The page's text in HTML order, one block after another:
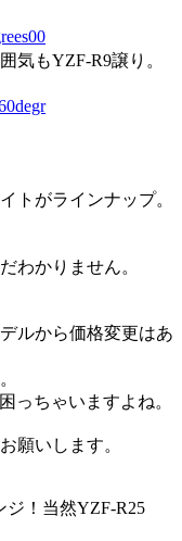
気もYZF-R9譲り。
トがラインナップ。
わかりません。
ルから価格変更はあ
っちゃいますよね。
願いします。
ジ！当然YZF-R25